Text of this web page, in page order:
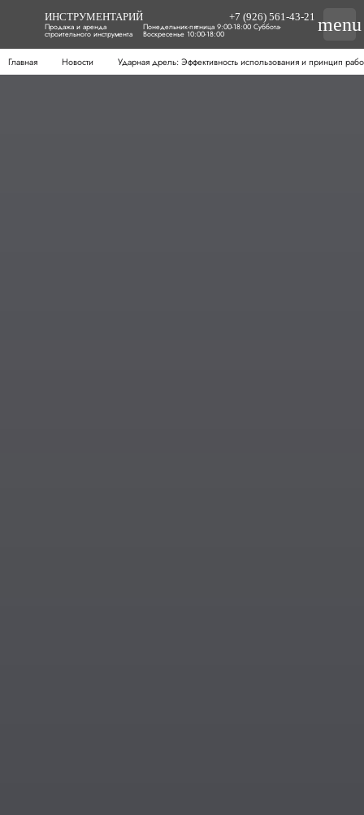
Главная Новости Ударная дрель: Эффективность использования и принцип
ИНСТРУМЕНТАРИЙ
Продажа и аренда
строительного инструмента
+7 (926) 561-43-21
Понедельник-пятница 9:00-18:00 Суббота-
Воскресенье 10:00-18:00 menu